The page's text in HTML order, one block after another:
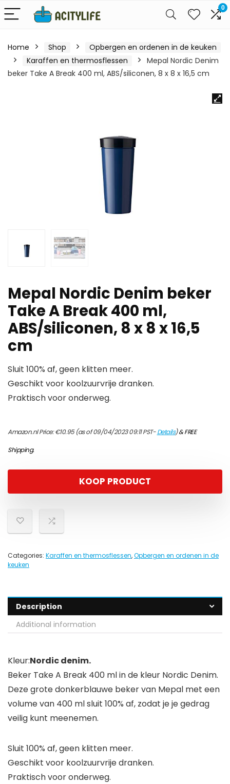
0
Home Shop
Opbergen en ordenen in de keuken
Karaffen en thermosflessen
Mepal Nordic Denim
beker Take A Break 400 ml, ABS/siliconen, 8 x 8 x 16,5 cm
Mepal Nordic Denim beker
Take A Break 400 ml,
ABS/siliconen, 8 x 8 x 16,5
cm
Sluit 100% af, geen klitten meer.
Geschikt voor koolzuurvrije dranken.
Praktisch voor onderweg.
Amazon.nl Price:€10.95(as of 09/04/2023 09:11 PST-Details)&FREE
Shipping.
KOOP PRODUCT
Categories: Karaffen en thermosflessen,Opbergen en ordenen in de
keuken
Description
Additional information
Kleur:Nordic denim.
Beker Take A Break 400 ml in de kleur Nordic Denim.
Deze grote donkerblauwe beker van Mepal met een
volume van 400 ml sluit 100% af, zodat je je gedrag
veilig kunt meenemen.
Sluit 100% af, geen klitten meer.
Geschikt voor koolzuurvrije dranken.
Praktisch voor onderweg.